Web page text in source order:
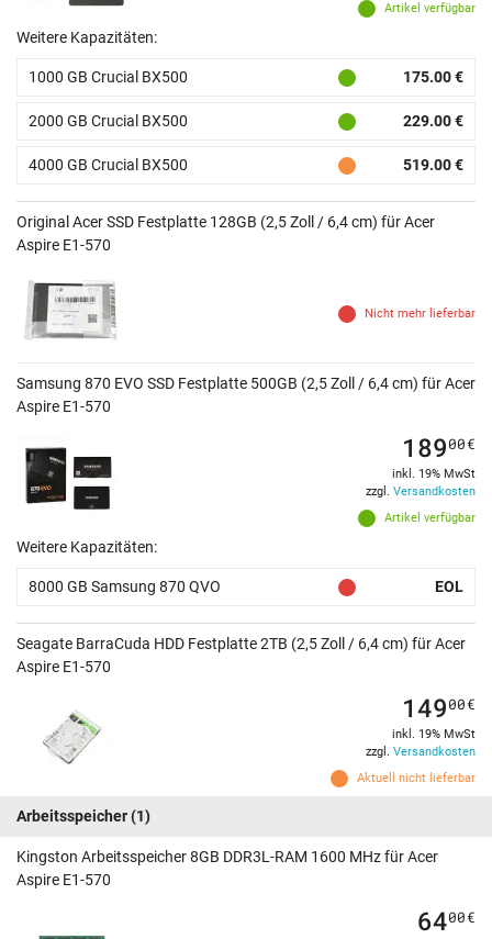
Artikel verfügbar
Weitere Kapazitäten:
1000 GB Crucial BX500 175.00 €
2000 GB Crucial BX500 229.00 €
4000 GB Crucial BX500 519.00 €
Original Acer SSD Festplatte 128GB (2,5 Zoll / 6,4 cm) für Acer
Aspire E1-570
Nicht mehr lieferbar
Samsung 870 EVO SSD Festplatte 500GB (2,5 Zoll / 6,4 cm) für Acer
Aspire E1-570
Artikel verfügbar
18900€
inkl. 19% MwSt
zzgl. Versandkosten
Weitere Kapazitäten:
8000 GB Samsung 870 QVO EOL
Seagate BarraCuda HDD Festplatte 2TB (2,5 Zoll / 6,4 cm) für Acer
Aspire E1-570
Aktuell nicht lieferbar
14900€
inkl. 19% MwSt
zzgl. Versandkosten
Arbeitsspeicher(1)
Kingston Arbeitsspeicher 8GB DDR3L-RAM 1600 MHz für Acer
Aspire E1-570
6400€